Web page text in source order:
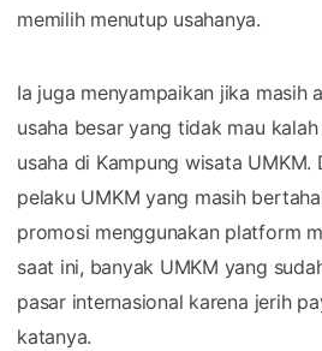
memilih menutup usahanya.
Ia juga menyampaikan jika masih
usaha besar yang tidak mau
usaha di Kampung wisata UMKM.
pelaku UMKM yang masih
promosi menggunakan platform
saat ini, banyak UMKM yang
pasar internasional karena jerih
katanya.